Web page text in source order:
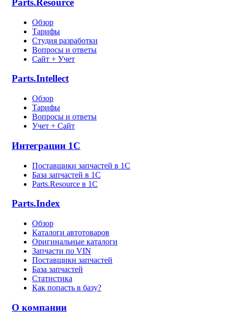
Parts.Resource
Обзор
Тарифы
Студия разработки
Вопросы и ответы
Сайт + Учет
Parts.Intellect
Обзор
Тарифы
Вопросы и ответы
Учет + Сайт
Интеграции 1С
Поставщики запчастей в 1C
База запчастей в 1С
Parts.Resource в 1C
Parts.Index
Обзор
Каталоги автотоваров
Оригинальные каталоги
Запчасти по VIN
Поставщики запчастей
База запчастей
Статистика
Как попасть в базу?
О компании